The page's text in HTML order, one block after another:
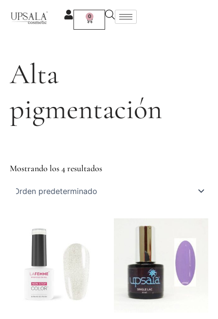
contenido
0
Carrito
Alta
pigmentación
Mostrando los 4 resultados